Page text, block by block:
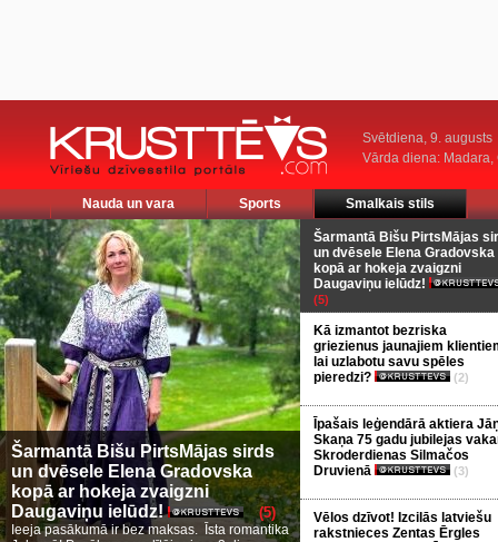
Svētdiena, 9. augusts
Vārda diena: Madara,
Nauda un vara Sports Smalkais stils
Šarmantā Bišu PirtsMājas sirds
un dvēsele Elena Gradovska
kopā ar hokeja zvaigzni
Daugaviņu ielūdz!
(5)
Ieeja pasākumā ir bez maksas. Īsta romantika
Šarmantā Bišu PirtsMājas
un dvēsele Elena Gradovska
kopā ar hokeja zvaigzni
Daugaviņu ielūdz!
(5)
Kā izmantot bezriska
griezienus jaunajiem
lai uzlabotu savu spēles
pieredzi?
(2)
Īpašais leģendārā aktiera
Skaņa 75 gadu jubilejas
Skroderdienas Silmačos
Druvienā
(3)
Vēlos dzīvot! Izcilās latviešu
rakstnieces Zentas Ērgles